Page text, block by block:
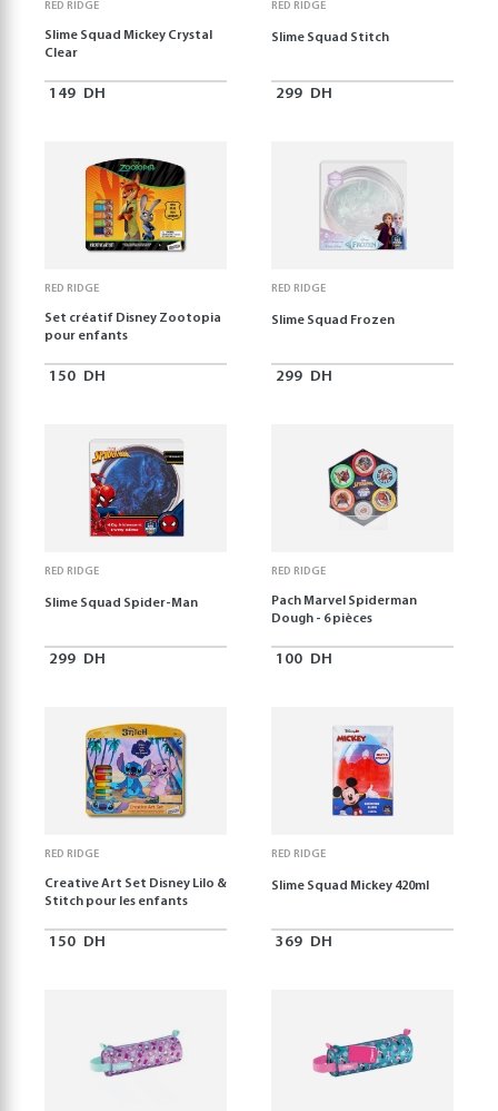
RED RIDGE
Slime Squad Mickey Crystal
Clear
149 DH
RED RIDGE
Slime Squad Stitch
299 DH
RED RIDGE
Set créatif Disney Zootopia
pour enfants
150 DH
RED RIDGE
Slime Squad Frozen
299 DH
RED RIDGE
Slime Squad Spider-Man
299 DH
RED RIDGE
Pach Marvel Spiderman
Dough - 6 pièces
100 DH
RED RIDGE
Creative Art Set Disney Lilo &
Stitch pour les enfants
150 DH
RED RIDGE
Slime Squad Mickey 420ml
369 DH